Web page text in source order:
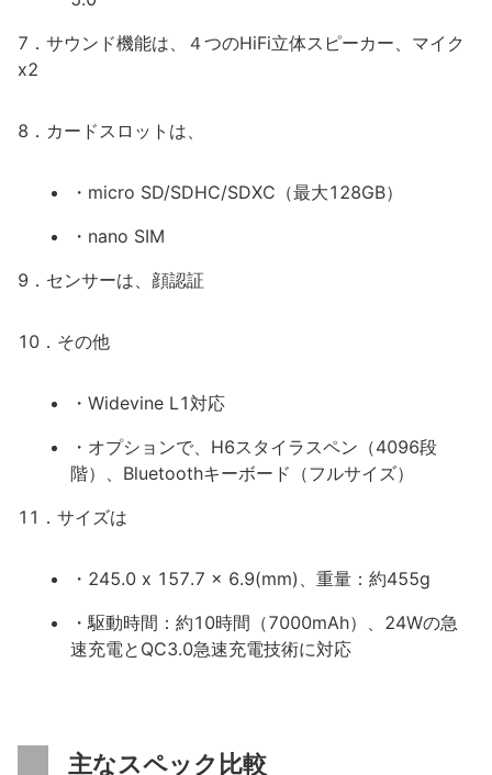
7．サウンド機能は、４つのHiFi立体スピーカー、マイク
x2
8．カードスロットは、
・micro SD/SDHC/SDXC（最大128GB）
・nano SIM
9．センサーは、顔認証
10．その他
・Widevine L1対応
・オプションで、H6スタイラスペン（4096段
階）、Bluetoothキーボード（フルサイズ）
11．サイズは
・245.0 x 157.7 x 6.9(mm)、重量：約455g
・駆動時間：約10時間（7000mAh）、24Wの急
速充電とQC3.0急速充電技術に対応
主なスペック比較